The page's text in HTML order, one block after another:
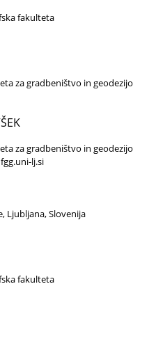
fakulteta
za gradbeništvo in geodezijo
za gradbeništvo in geodezijo
lj.si
Ljubljana, Slovenija
fakulteta